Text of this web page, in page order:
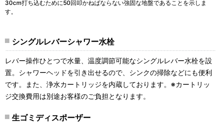
30cm打ち込むために50回叩かねばならない強固な地盤であることを示しま
す。
シングルレバーシャワー水栓
レバー操作ひとつで水量、温度調節可能なシングルレバー水栓を設
置。シャワーヘッドを引き出せるので、シンクの掃除などにも便利
です。また、浄水カートリッジを内蔵しております。※カートリッ
ジ交換費用は別途お客様のご負担となります。
生ゴミディスポーザー